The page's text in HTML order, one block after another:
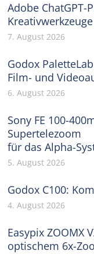
Adobe
7. August 2026
Godox
Film- und
6. August 2026
Sony FE 100-
Supertelezoom
für das Alpha-
5. August 2026
Godox C100:
4. August 2026
Easypix ZOOMX
optischem 6x-